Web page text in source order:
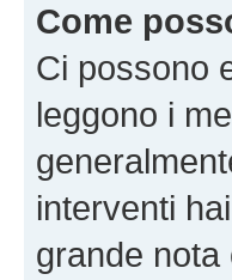
Come
Ci possono
leggono i
interventi
grande